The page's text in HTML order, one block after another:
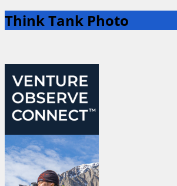
Think Tank Photo